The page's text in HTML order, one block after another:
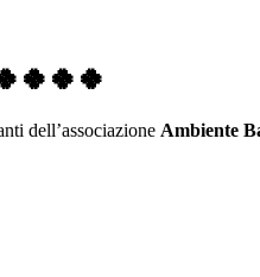
dell’associazione Ambiente